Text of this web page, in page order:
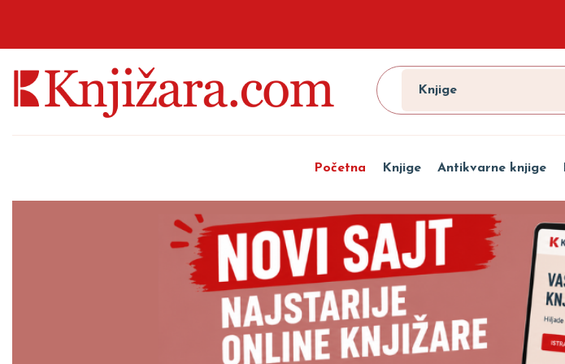
Knjige
Početna Knjige Antikvarne knjige